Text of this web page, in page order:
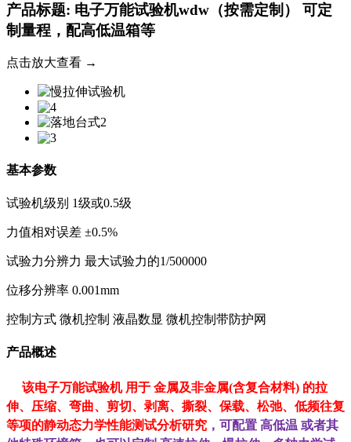
产品标题: 电子万能试验机wdw（按需定制） 可定
制量程，配高低温箱等
点击放大查看 →
基本参数
试验机级别 1级或0.5级
力值相对误差 ±0.5%
试验力分辨力 最大试验力的1/500000
位移分辨率 0.001mm
控制方式 微机控制 液晶数显 微机控制带防护网
产品概述
该电子万能试验机 用于 金属及非金属(含复合材料) 的拉
伸、压缩、弯曲、剪切、剥离、撕裂、保载、松弛、低频往复
等项的静动态力学性能测试分析研究 ，可配置 高低温 或者其